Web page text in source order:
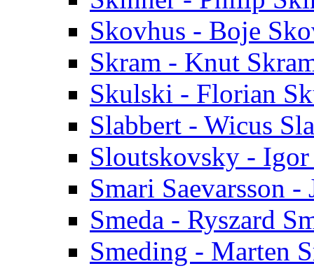
Skovhus - Boje
Skram - Knut
Skulski - Florian
Slabbert - Wicus
Sloutskovsky -
Smari Saevarsson -
Smeda - Ryszard
Smeding - Marten